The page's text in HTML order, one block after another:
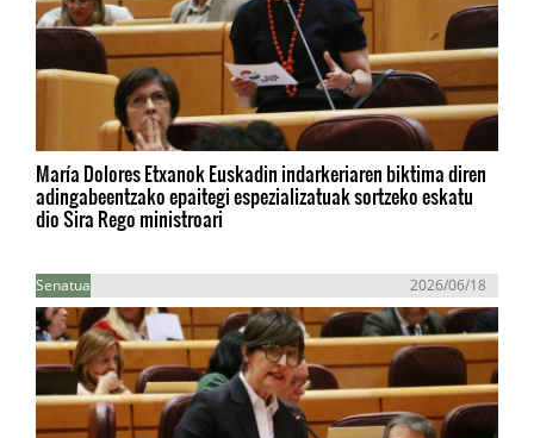
María Dolores Etxanok Euskadin indarkeriaren biktima diren
adingabeentzako epaitegi espezializatuak sortzeko eskatu
dio Sira Rego ministroari
Senatua 2026/06/18